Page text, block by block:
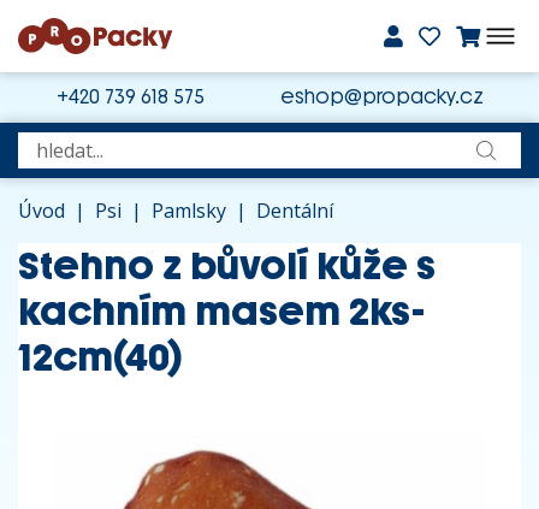
+420 739 618 575 eshop@propacky.cz
Úvod | Psi | Pamlsky | Dentální
Stehno z bůvolí kůže s
kachním masem 2ks-
12cm(40)